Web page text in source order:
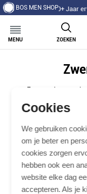
Cookies
We gebruiken
om je beter en
cookies zorgen
hebben ook een
website elke dag
accepteren. Als je
BOS MEN SHOP
ervaring!
MENU ZOEKEN
Een goede
denken. Of je nu
is, de juiste
verschil tussen
broek die je vergeet
wij een
pasvormen en
zwembroek